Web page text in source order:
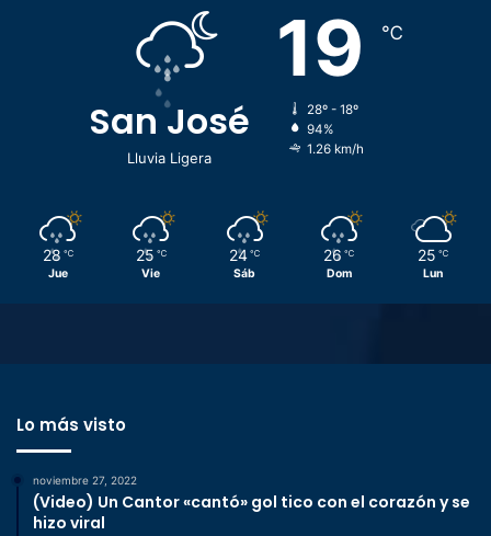
San José
Lluvia Ligera
19 ℃
28º - 18º
94%
1.26 km/h
28 ℃
Jue
25 ℃
Vie
24 ℃
Sáb
26 ℃
Dom
25 ℃
Lun
Lo más visto
noviembre 27, 2022
(Video) Un Cantor «cantó» gol tico con el corazón y se
hizo viral